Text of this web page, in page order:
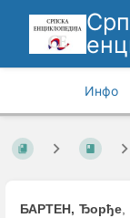
Инфо
БАРТЕН, Ђорђе,